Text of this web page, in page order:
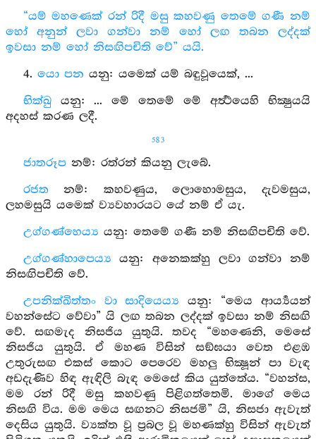
“යම් මහණෙක් රන් රිදී මසු කහවණු තෙමේ ගණී නම්
හෝ අනුන් ලවා ගන්වා නම් හෝ ලඟ තබන ලද්දක්
ඉවසා නම් හෝ නිසඟිපචිති වේ” යයි.
4. යො පන යනු: යමෙක් යම් බඳුවූයෙක්, ...
භික්ඛුයනු: ... මේ තෙමේ මේ අර්‍ත්‍ථයෙහි භික්‍ෂුයයි
අදහස් කරණ ලදී.
583
ජාතරූපනම්: රත්රන් කියනු ලැබේ.
රජත නම්: කහවණුය, ලොහොමසුය, දැවමසුය,
ලහමසුයි යමෙක් ව්‍යවහාරයට යේ නම් ඒ යැ.
උග්ගණ්හෙය්‍ය යනු: තෙමේ ගණී නම් නිසඟිපචිති වේ.
උග්ගණ්හාපෙය්‍ය යනු: අනෙකක්හු ලවා ගන්වා නම්
නිසඟිපචිති වේ.
උපනික්ඛිත්තං වා සාදියෙය්‍ය යනු: “මෙය ආර්‍ය්‍යයන්
වහන්සේට වේවා” යි ලඟ තබන ලද්දක් ඉවසා නම් නිසඟි
වේ. සඟමැද නිසජිය යුතුයි. තවද “මහණෙනි, මෙසේ
නිසජිය යුතුයි. ඒ මහණ විසින් සඞ්ඝයා වෙත එළඹ
උතුරුසඟ එකස් කොට පෙරෙව මහලු භික්‍ෂූන් පා වැඳ
අඩදැණිව හිඳ ඇඳිලි බැඳ මෙසේ කිය යුත්තේය. “වහන්ස,
මම රන් රිදී මසු කහවණු පිළිගත්තෙමි. මාගේ මෙය
නිසඟි විය. මම මෙය සඟනට නිසජමි” යි, නිසජා ඇවැත්
දෙසිය යුතුයි. ව්‍යක්ත වූ ප්‍රබල වූ මහණක්හු විසින් ඇවැත්